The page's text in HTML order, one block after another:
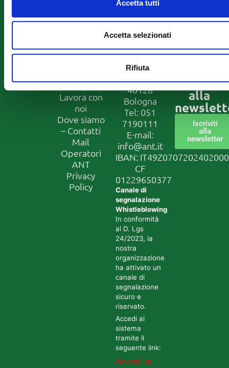
Accetta tutti
Accetta selezionati
Rifiuta
Informazioni
Assistenza
Prevenzione
Formazione
Europei
Lavora con
noi
Dove siamo
– Contatti
Mail
Operatori
ANT
Privacy
Policy
Fondazione
ANT
Franco
Pannuti
ETS
via Jacopo
di Paolo 36
40128
Bologna
Tel: 051
7190111
E-mail:
info@ant.it
IBAN:
CF
01229650377
Canale di
segnalazione
Whistleblowing
In conformità
al D. Lgs
24/2023, la
nostra
organizzazione
ha attivato un
canale di
segnalazione
sicuro e
riservato.
Accedi al
sistema
tramite il
seguente link:
Accedi al
su
Iscriviti
alla
Iscriviti
alla
newsletter